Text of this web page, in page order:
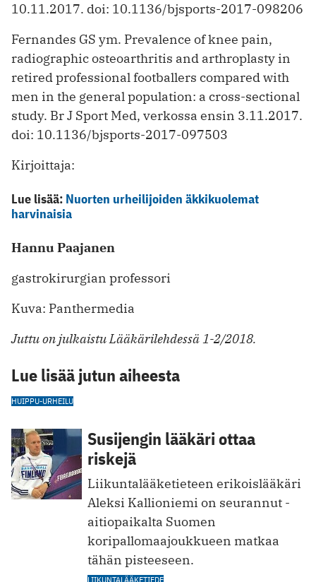
10.11.2017. doi: 10.1136/bjsports-2017-098206
Fernandes GS ym. Prevalence of knee pain,
radiographic osteoarthritis and arthroplasty in
retired professional footballers compared with
men in the general population: a cross-sectional
study. Br J Sport Med, verkossa ensin 3.11.2017.
doi: 10.1136/bjsports-2017-097503
Kirjoittaja:
Lue lisää: Nuorten urheilijoiden äkkikuolemat
harvinaisia
Hannu Paajanen
gastrokirurgian professori
Kuva: Panthermedia
Juttu on julkaistu Lääkärilehdessä 1-2/2018.
Lue lisää jutun aiheesta
HUIPPU-URHEILU
Susijengin lääkäri ottaa
riskejä
Liikuntalääketieteen erikoislääkäri
Aleksi Kallioniemi on seurannut ­
aitiopaikalta Suomen
koripallomaajoukkueen matkaa
tähän pisteeseen.
LIIKUNTALÄÄKETIEDE